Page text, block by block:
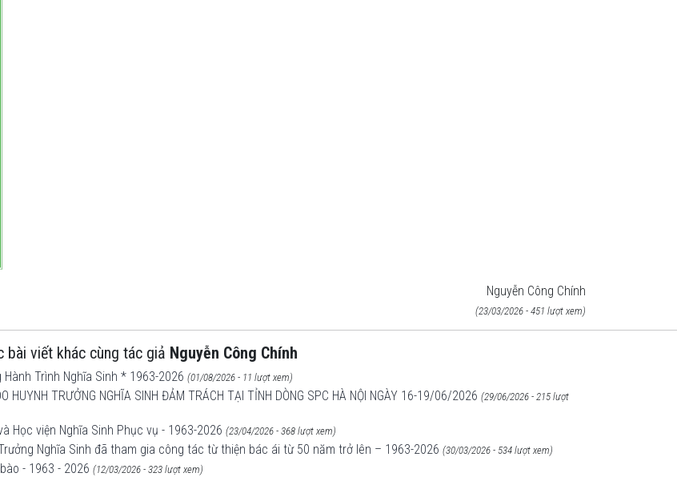
Nguyễn Công Chính
(23/03/2026 - 451 lượt xem)
bài viết khác cùng tác giả Nguyễn Công Chính
Trình Nghĩa Sinh * 1963-2026 (01/08/2026 - 11 lượt xem)
HUYNH TRƯỞNG NGHĨA SINH ĐẢM TRÁCH TẠI TỈNH DÒNG SPC HÀ NỘI NGÀY 16-19/06/2026 (29/06/2026 - 215 lượt
Học viện Nghĩa Sinh Phục vụ - 1963-2026 (23/04/2026 - 368 lượt xem)
Nghĩa Sinh đã tham gia công tác từ thiện bác ái từ 50 năm trở lên – 1963-2026 (30/03/2026 - 534 lượt xem)
- 1963 - 2026 (12/03/2026 - 323 lượt xem)